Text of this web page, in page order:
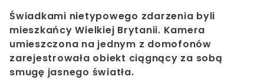
Świadkami nietypowego zdarzenia byli
mieszkańcy Wielkiej Brytanii. Kamera
umieszczona na jednym z domofonów
zarejestrowała obiekt ciągnący za sobą
smugę jasnego światła.